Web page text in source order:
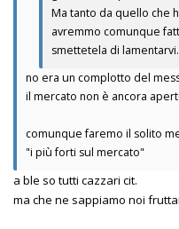
Ma tanto da quello che
avremmo comunque
smettetela di lamentarvi.
no era un complotto del
il mercato non è ancora
comunque faremo il solito
"i più forti sul mercato"
a ble so tutti cazzari cit.
ma che ne sappiamo noi